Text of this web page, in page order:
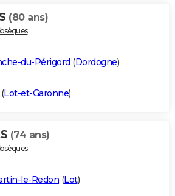
(80 ans)
du-Périgord (Dordogne)
(Lot-et-Garonne)
(74 ans)
le-Redon (Lot)